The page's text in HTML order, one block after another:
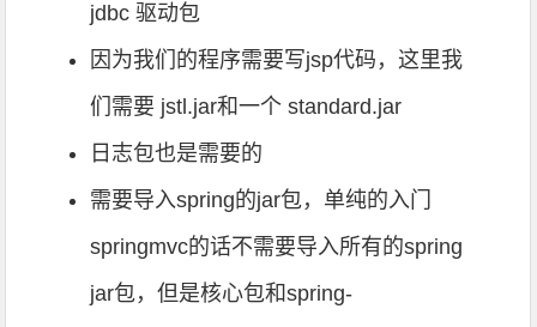
jdbc 驱动包
因为我们的程序需要写jsp代码，这里我
们需要 jstl.jar和一个 standard.jar
日志包也是需要的
需要导入spring的jar包，单纯的入门
springmvc的话不需要导入所有的spring
jar包，但是核心包和spring-